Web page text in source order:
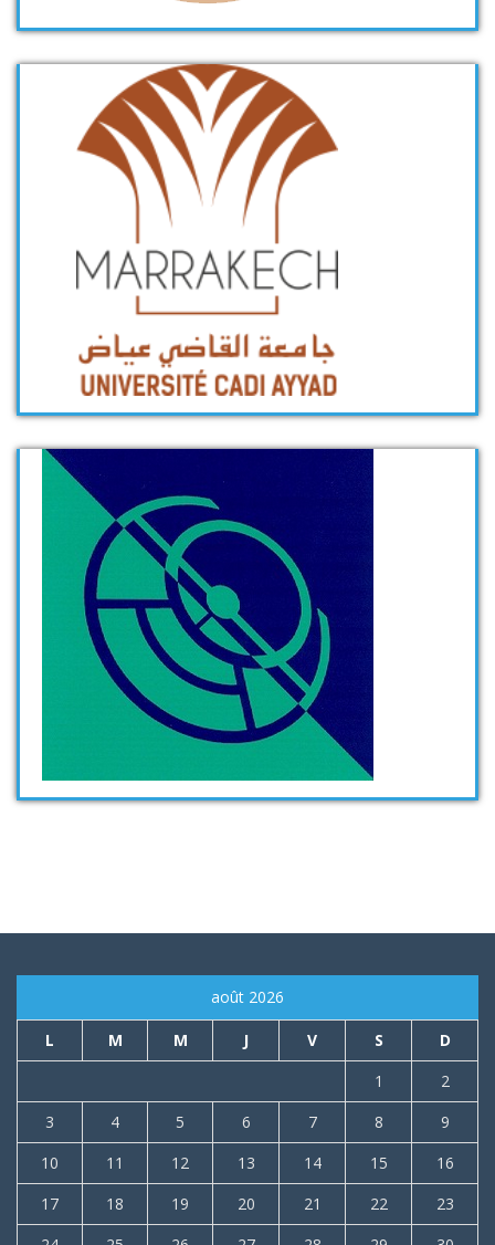
août 2026
L M M J V S
D
1
2
3
4 5 6 7 8
9
10
11 12 13 14 15
16
17
18 19 20 21 22
23